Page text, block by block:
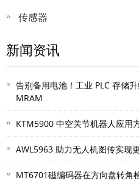
传感器
新闻资讯
告别备用电池！工业 PLC 存储
MRAM
KTM5900 中空关节机器人应用
AWL5963 助力无人机图传实现
MT6701磁编码器在方向盘转角